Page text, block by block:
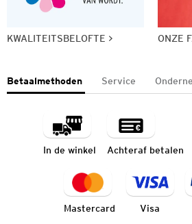
KWALITEITSBELOFTE ONZE
Betaalmethoden Service
In de winkel Achteraf betalen
Mastercard Visa